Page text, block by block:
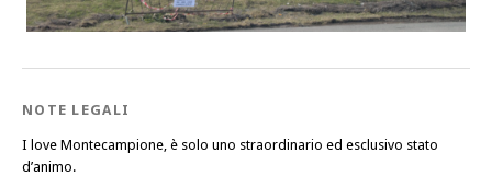
NOTE LEGALI
I love Montecampione, è solo uno straordinario ed esclusivo stato
d’animo.